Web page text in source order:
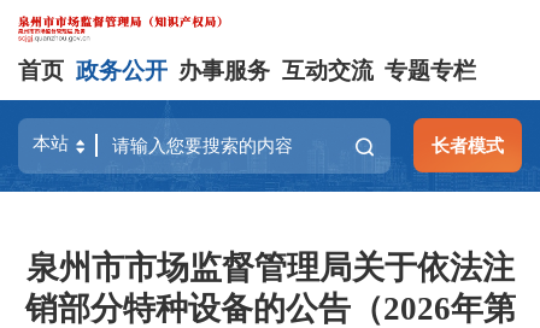
首页 政务公开 办事服务 互动交流 专题专栏
长者模式
泉州市市场监督管理局关于依法注
销部分特种设备的公告（2026年第